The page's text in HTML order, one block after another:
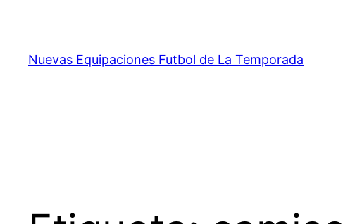
contenido
Nuevas Equipaciones Futbol de La Temporada